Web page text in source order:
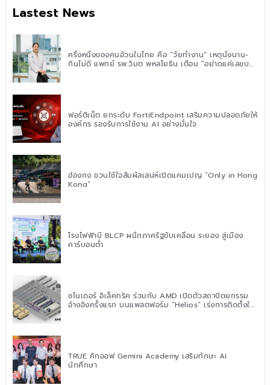
Lastest News
ครึ่งหนึ่งของคนอ้วนในไทย คือ “วัยทำงาน” เหตุนั่งนาน-
กินไม่ดี แพทย์ รพ.วิมุต พหลโยธิน เตือน “อย่าดูแค่เลขบน
ฟอร์ติเน็ต ยกระดับ FortiEndpoint เสริมความปลอดภัยให้
องค์กร รองรับการใช้งาน AI อย่างมั่นใจ
ฮ่องกง ชวนใช้ใจสัมผัสเสน่ห์เปิดแคมเปญ “Only in Hong
Kong”
โรงไฟฟ้าบี BLCP ผนึกภาครัฐขับเคลื่อน ระยอง สู่เมือง
คาร์บอนต่ำ
ชไนเดอร์ อิเล็คทริค ร่วมกับ AMD เปิดตัวสถาปัตยกรรม
อ้างอิงครั้งแรก บนแพลตฟอร์ม “Helios” เร่งการติดตั้งใช้
TRUE คิกออฟ Gemini Academy เสริมทักษะ AI
นักศึกษา